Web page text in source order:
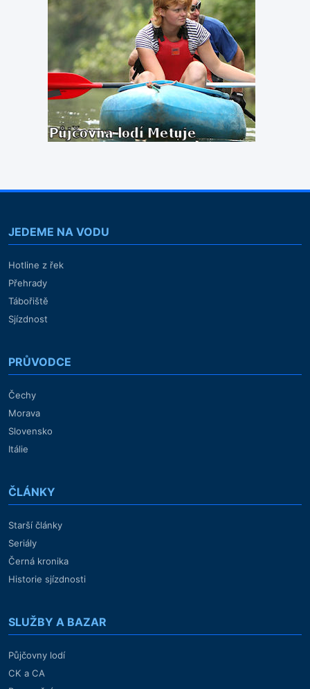
JEDEME NA VODU
Hotline z řek
Přehrady
Tábořiště
Sjízdnost
PRŮVODCE
Čechy
Morava
Slovensko
Itálie
ČLÁNKY
Starší články
Seriály
Černá kronika
Historie sjízdnosti
SLUŽBY A BAZAR
Půjčovny lodí
CK a CA